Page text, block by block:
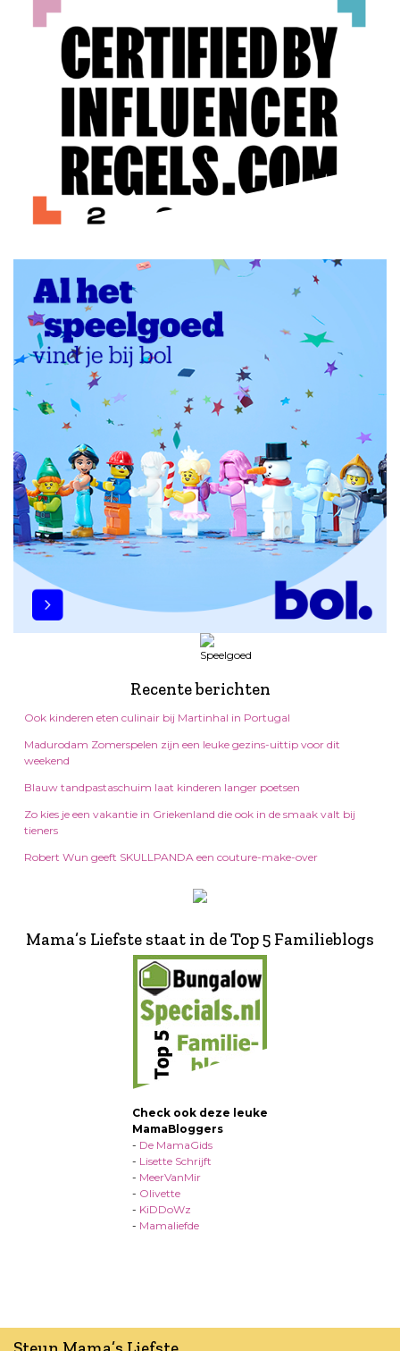
Recente berichten
Ook kinderen eten culinair bij Martinhal in Portugal
Madurodam Zomerspelen zijn een leuke gezins-uittip voor dit
weekend
Blauw tandpastaschuim laat kinderen langer poetsen
Zo kies je een vakantie in Griekenland die ook in de smaak valt bij
tieners
Robert Wun geeft SKULLPANDA een couture-make-over
Mama’s Liefste staat in de Top 5 Familieblogs
Check ook deze leuke
MamaBloggers
- De MamaGids
- Lisette Schrijft
- MeerVanMir
- Olivette
- KiDDoWz
- Mamaliefde